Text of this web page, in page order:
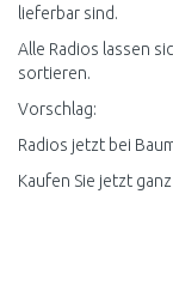
lieferbar sind.
Alle Radios lassen
sortieren.
Vorschlag:
Radios jetzt bei
Kaufen Sie jetzt